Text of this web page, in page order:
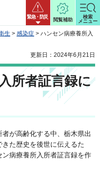
緊急・防災
閲覧補助
検索
メニュー
生 > 感染症 > ハンセン病療養所入
更新日：2024年6月21日
所者証言録に
が高齢化する中、栃木県出
た歴史を後世に伝えるた
病療養所入所者証言録を作